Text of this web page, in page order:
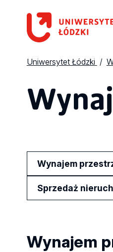
Uniwersytet Łódzki
Wynajem
Sprzedaż
Wynajem